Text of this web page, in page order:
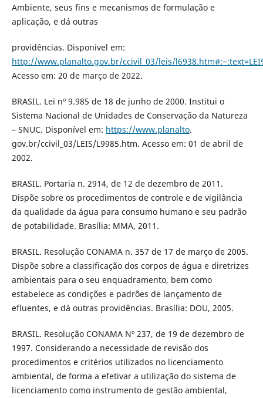
Ambiente, seus fins e mecanismos de formulação e
aplicação, e dá outras
providências. Disponivel em:
http://www.planalto.gov.br/ccivil_03/leis/
Acesso em: 20 de março de 2022.
BRASIL. Lei nº 9.985 de 18 de junho de 2000. Institui o
Sistema Nacional de Unidades de Conservação da Natureza
– SNUC. Disponível em: https://www.planalto.
gov.br/ccivil_03/LEIS/L9985.htm. Acesso em: 01 de abril de
2002.
BRASIL. Portaria n. 2914, de 12 de dezembro de 2011.
Dispõe sobre os procedimentos de controle e de vigilância
da qualidade da água para consumo humano e seu padrão
de potabilidade. Brasília: MMA, 2011.
BRASIL. Resolução CONAMA n. 357 de 17 de março de 2005.
Dispõe sobre a classificação dos corpos de água e diretrizes
ambientais para o seu enquadramento, bem como
estabelece as condições e padrões de lançamento de
efluentes, e dá outras providências. Brasília: DOU, 2005.
BRASIL. Resolução CONAMA Nº 237, de 19 de dezembro de
1997. Considerando a necessidade de revisão dos
procedimentos e critérios utilizados no licenciamento
ambiental, de forma a efetivar a utilização do sistema de
licenciamento como instrumento de gestão ambiental,